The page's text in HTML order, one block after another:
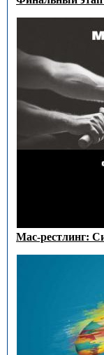
Мас-рестлинг: